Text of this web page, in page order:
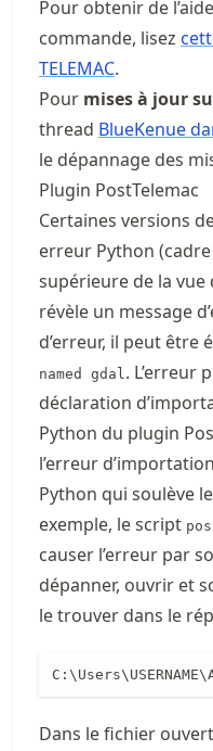
Pour obtenir de
commande, lisez
TELEMAC.
Pour mises à jour
thread BlueKenue
le dépannage des
Plugin PostTelemac
Certaines versions
erreur Python
supérieure de la vue
révèle un message
d’erreur, il peut être
named gdal. L’erreur
déclaration
Python du plugin
l’erreur
Python qui soulève
exemple, le script
causer l’erreur par
dépanner, ouvrir et
le trouver dans le
Dans le fichier